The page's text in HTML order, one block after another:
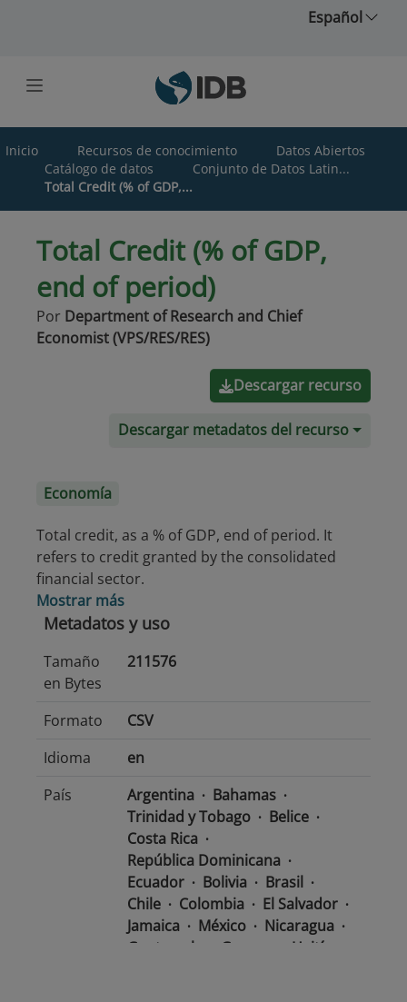
Español
Inicio Recursos de conocimiento
Datos Abiertos
Catálogo de datos
Conjunto de Datos Latin...
Total Credit (% of GDP,...
Total Credit (% of GDP,
end of period)
Por Department of Research and Chief
Economist (VPS/RES/RES)
Descargar recurso
Descargar metadatos del recurso
Economía
Total credit, as a % of GDP, end of period. It
refers to credit granted by the consolidated
financial sector.
Mostrar más
Metadatos y uso
Tamaño
en Bytes
211576
Formato
CSV
Idioma
en
País
Argentina
Bahamas
Trinidad y Tobago
Belice
Costa Rica
República Dominicana
Ecuador
Bolivia
Brasil
Chile
Colombia
El Salvador
Jamaica
México
Nicaragua
Guatemala
Guyana
Haití